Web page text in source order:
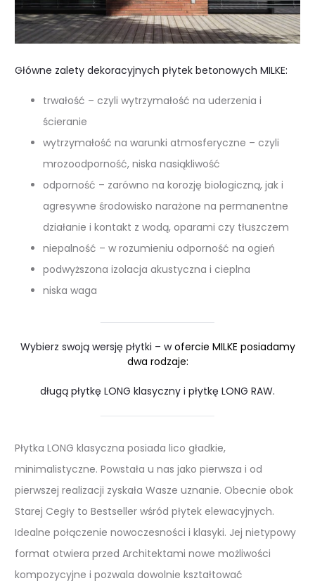
Główne zalety dekoracyjnych płytek betonowych MILKE:
trwałość – czyli wytrzymałość na uderzenia i
ścieranie
wytrzymałość na warunki atmosferyczne – czyli
mrozoodporność, niska nasiąkliwość
odporność – zarówno na korozję biologiczną, jak i
agresywne środowisko narażone na permanentne
działanie i kontakt z wodą, oparami czy tłuszczem
niepalność – w rozumieniu odporność na ogień
podwyższona izolacja akustyczna i cieplna
niska waga
Wybierz swoją wersję płytki – wofercie MILKE posiadamy
dwa rodzaje:
długą płytkę LONG klasyczny i płytkę LONG RAW.
Płytka LONG klasyczna posiada lico gładkie,
minimalistyczne. Powstała u nas jako pierwsza i od
pierwszej realizacji zyskała Wasze uznanie. Obecnie obok
Starej Cegły to Bestseller wśród płytek elewacyjnych.
Idealne połączenie nowoczesności i klasyki. Jej nietypowy
format otwiera przed Architektami nowe możliwości
kompozycyjne i pozwala dowolnie kształtować